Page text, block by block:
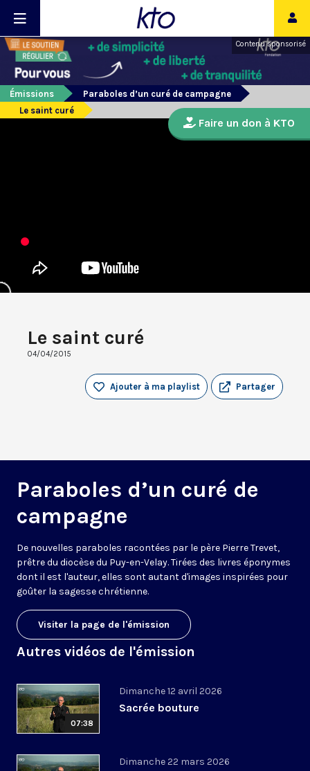
Contenu sponsorisé
Émissions
Paraboles d’un curé de campagne
Le saint curé
Le saint curé
04/04/2015
Partager
Ajouter à ma playlist
Paraboles d’un curé de
campagne
De nouvelles paraboles racontées par le père Pierre Trevet,
prêtre du diocèse du Puy-en-Velay. Tirées des livres éponymes
dont il est l'auteur, elles sont autant d'images inspirées pour
goûter la sagesse chrétienne.
Visiter la page de l'émission
Autres vidéos de l'émission
07:38
Dimanche 12 avril 2026
Sacrée bouture
Dimanche 22 mars 2026
Faire un don à KTO